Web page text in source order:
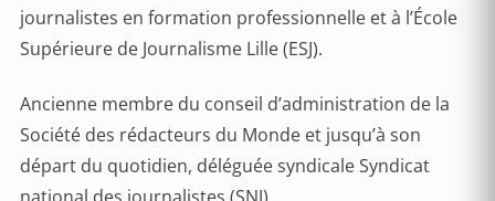
journalistes en formation professionnelle et à l’École
Supérieure de Journalisme Lille (ESJ).
Ancienne membre du conseil d’administration de la
Société des rédacteurs du Monde et jusqu’à son
départ du quotidien, déléguée syndicale Syndicat